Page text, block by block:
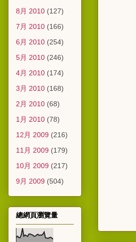
8月 2010 (127)
7月 2010 (166)
6月 2010 (254)
5月 2010 (246)
4月 2010 (174)
3月 2010 (168)
2月 2010 (68)
1月 2010 (78)
12月 2009 (216)
11月 2009 (179)
10月 2009 (217)
9月 2009 (504)
總網頁瀏覽量